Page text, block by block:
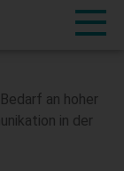
an hoher
in der